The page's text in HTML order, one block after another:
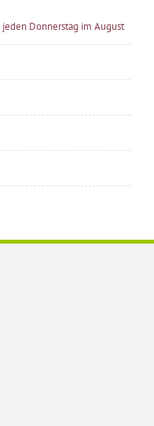
Donnerstag im August